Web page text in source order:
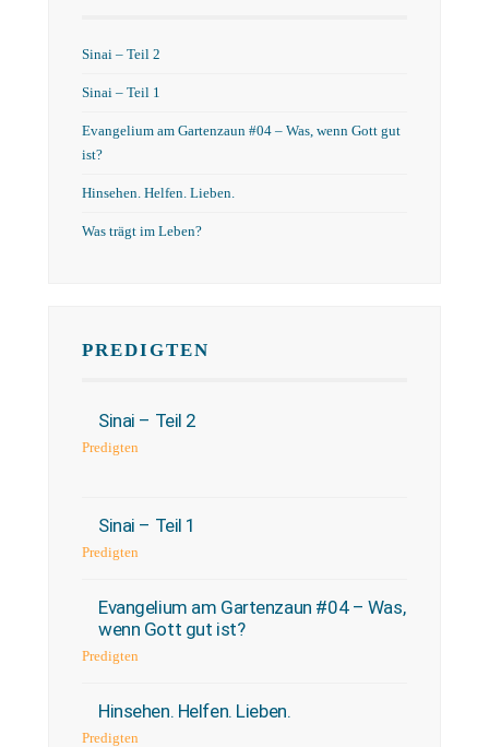
Sinai – Teil 2
Sinai – Teil 1
Evangelium am Gartenzaun #04 – Was, wenn Gott gut
ist?
Hinsehen. Helfen. Lieben.
Was trägt im Leben?
PREDIGTEN
Sinai – Teil 2
Predigten
Sinai – Teil 1
Predigten
Evangelium am Gartenzaun #04 – Was,
wenn Gott gut ist?
Predigten
Hinsehen. Helfen. Lieben.
Predigten